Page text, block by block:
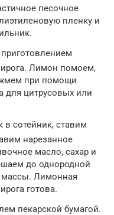
песочное
пленку и
Лимон помоем,
при помощи
для цитрусовых или
сотейник, ставим
нарезанное
масло, сахар и
до однородной
массы. Лимонная
готова.
пекарской бумагой.